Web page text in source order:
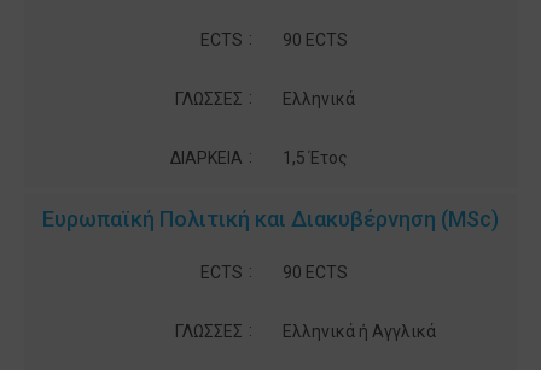
ECTS : 90 ECTS
ΓΛΩΣΣΕΣ : Ελληνικά
ΔΙΑΡΚΕΙΑ : 1,5 Έτος
Ευρωπαϊκή Πολιτική και Διακυβέρνηση (MSc)
ECTS : 90 ECTS
ΓΛΩΣΣΕΣ : Ελληνικά ή Αγγλικά